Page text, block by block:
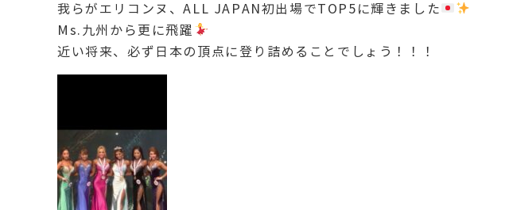
我らがエリコンヌ、ALL JAPAN初出場でTOP5に輝きました
Ms.九州から更に飛躍
近い将来、必ず日本の頂点に登り詰めることでしょう！！！